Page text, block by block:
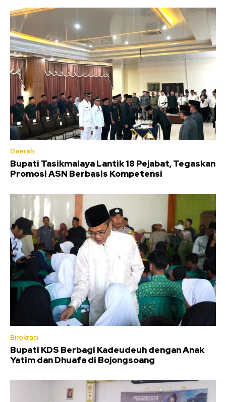
Daerah
Bupati Tasikmalaya Lantik 18 Pejabat, Tegaskan
Promosi ASN Berbasis Kompetensi
Birokrasi
Bupati KDS Berbagi Kadeudeuh dengan Anak
Yatim dan Dhuafa di Bojongsoang